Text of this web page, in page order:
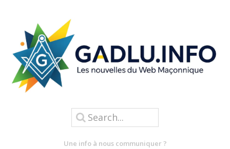
Une info à nous communiquer ?